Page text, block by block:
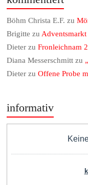
Böhm Christa E.F. zu
Brigitte zu
Dieter zuFronleichnam
Diana Messerschmitt zu
Dieter zuOffene Probe
informativ